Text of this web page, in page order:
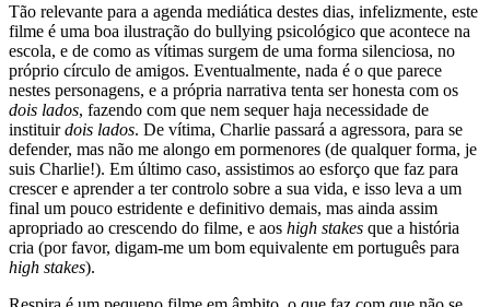
Tão relevante para a agenda mediática destes dias, infelizmente, este
filme é uma boa ilustração do bullying psicológico que acontece na
escola, e de como as vítimas surgem de uma forma silenciosa, no
próprio círculo de amigos. Eventualmente, nada é o que parece
nestes personagens, e a própria narrativa tenta ser honesta com os
dois lados, fazendo com que nem sequer haja necessidade de
instituirdois lados. De vítima, Charlie passará a agressora, para se
defender, mas não me alongo em pormenores (de qualquer forma, je
suis Charlie!). Em último caso, assistimos ao esforço que faz para
crescer e aprender a ter controlo sobre a sua vida, e isso leva a um
final um pouco estridente e definitivo demais, mas ainda assim
apropriado ao crescendo do filme, e aos high stakes que a história
cria (por favor, digam-me um bom equivalente em português para
high stakes).